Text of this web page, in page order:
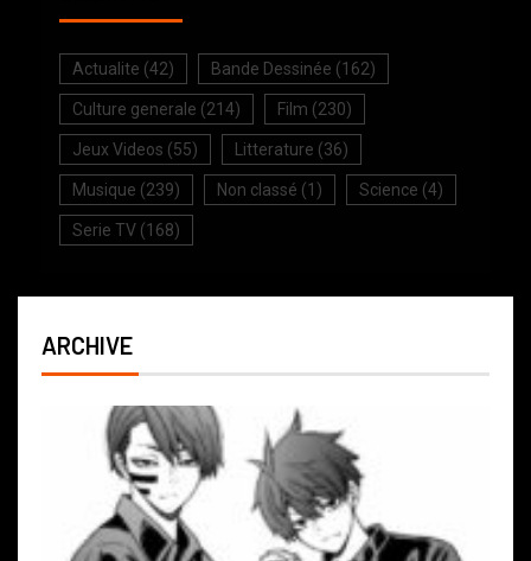
Actualite (42) Bande Dessinée (162)
Culture generale (214) Film (230)
Jeux Videos (55) Litterature (36)
Musique (239) Non classé (1) Science (4)
Serie TV (168)
ARCHIVE